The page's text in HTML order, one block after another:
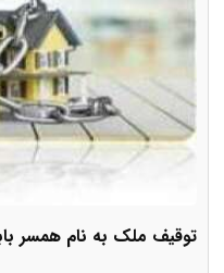
توقیف ملک به نام همسر